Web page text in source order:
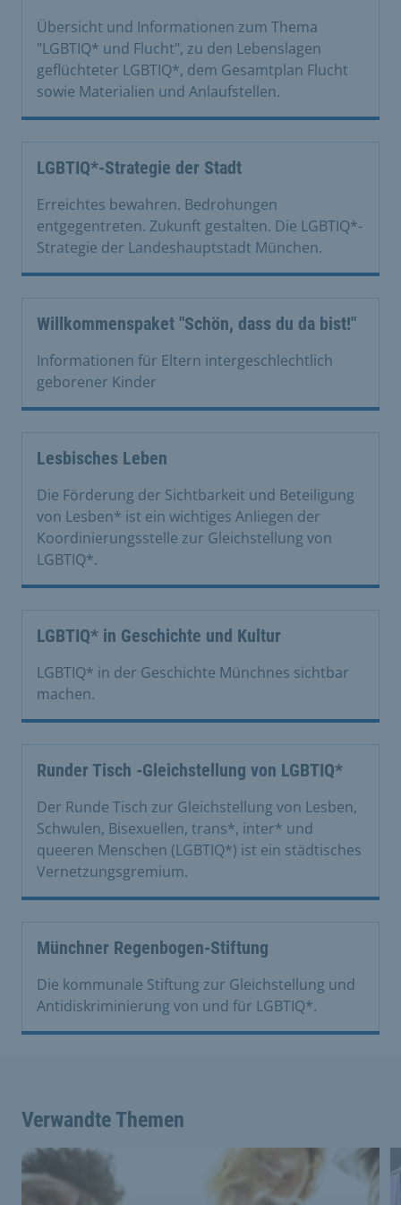
Übersicht und Informationen zum Thema
"LGBTIQ* und Flucht", zu den Lebenslagen
geflüchteter LGBTIQ*, dem Gesamtplan Flucht
sowie Materialien und Anlaufstellen.
LGBTIQ*-Strategie der Stadt
Erreichtes bewahren. Bedrohungen
entgegentreten. Zukunft gestalten. Die LGBTIQ*-
Strategie der Landeshauptstadt München.
Willkommenspaket "Schön, dass du da bist!"
Informationen für Eltern intergeschlechtlich
geborener Kinder
Lesbisches Leben
Die Förderung der Sichtbarkeit und Beteiligung
von Lesben* ist ein wichtiges Anliegen der
Koordinierungsstelle zur Gleichstellung von
LGBTIQ*.
LGBTIQ* in Geschichte und Kultur
LGBTIQ* in der Geschichte Münchnes sichtbar
machen.
Runder Tisch -Gleichstellung von LGBTIQ*
Der Runde Tisch zur Gleichstellung von Lesben,
Schwulen, Bisexuellen, trans*, inter* und
queeren Menschen (LGBTIQ*) ist ein städtisches
Vernetzungsgremium.
Münchner Regenbogen-Stiftung
Die kommunale Stiftung zur Gleichstellung und
Antidiskriminierung von und für LGBTIQ*.
Verwandte Themen